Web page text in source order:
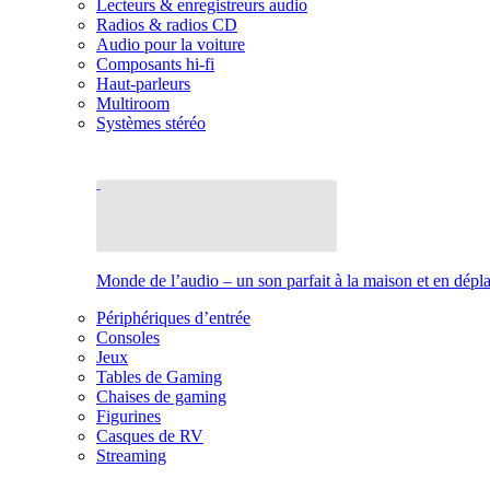
Lecteurs & enregistreurs audio
Radios & radios CD
Audio pour la voiture
Composants hi-fi
Haut-parleurs
Multiroom
Systèmes stéréo
Monde de l’audio – un son parfait à la maison et en
Périphériques d’entrée
Consoles
Jeux
Tables de Gaming
Chaises de gaming
Figurines
Casques de RV
Streaming